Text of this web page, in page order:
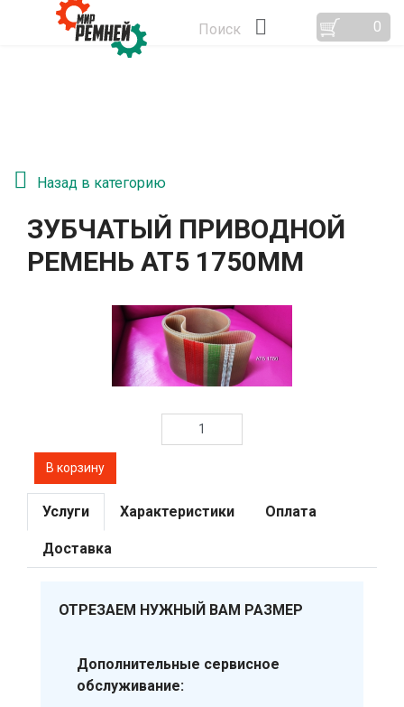
Поиск 0
Назад в категорию
ЗУБЧАТЫЙ ПРИВОДНОЙ
РЕМЕНЬ АТ5 1750ММ
Услуги Характеристики Оплата
Доставка
ОТРЕЗАЕМ НУЖНЫЙ ВАМ РАЗМЕР
Дополнительные сервисное
обслуживание: